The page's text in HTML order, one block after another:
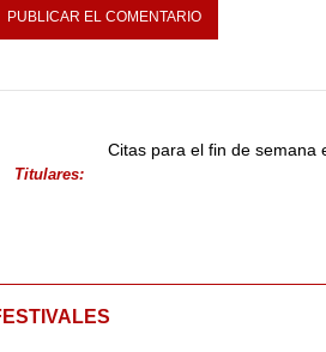
Titulares:
Citas para el fin de semana